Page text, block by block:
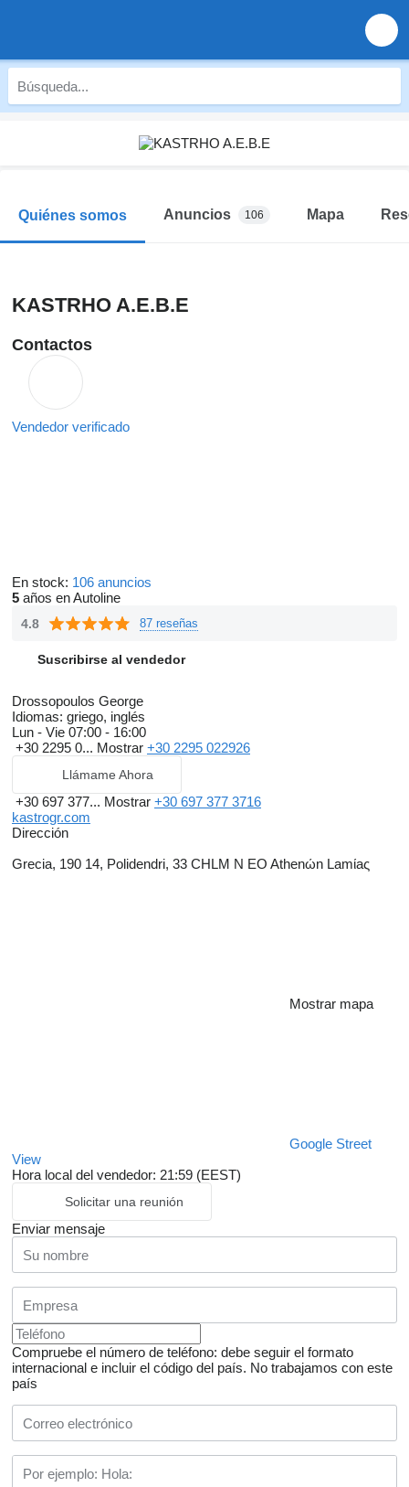
Quiénes somos Anuncios 106 Mapa
KASTRHO A.E.B.E
Contactos
Vendedor verificado
En stock: 106 anuncios
5 años en Autoline
4.8 87 reseñas
Suscribirse al vendedor
Drossopoulos George
Idiomas: griego, inglés
Lun - Vie 07:00 - 16:00
+30 2295 0... Mostrar +30 2295 022926
Llámame Ahora
+30 697 377... Mostrar +30 697 377 3716
kastrogr.com
Dirección
Grecia, 190 14, Polidendri, 33 CHLM N EO Athenώn Lamίaς
Mostrar mapa
Google Street
View
Hora local del vendedor: 21:59 (EEST)
Solicitar una reunión
Enviar mensaje
Compruebe el número de teléfono: debe seguir el formato
internacional e incluir el código del país. No trabajamos con este
país